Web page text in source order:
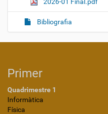
Bibliografia
Primer
Quadrimestre 1
Informàtica
Física